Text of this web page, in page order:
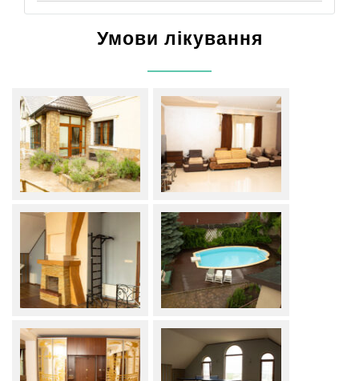
Умови лікування